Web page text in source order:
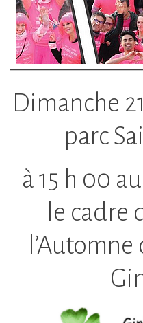
Dimanche
parc
à 15 h 00
le cadre